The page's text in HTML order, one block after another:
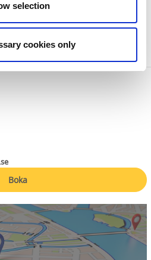
selection
cookies only
upplevelse i
Mer information
Boka